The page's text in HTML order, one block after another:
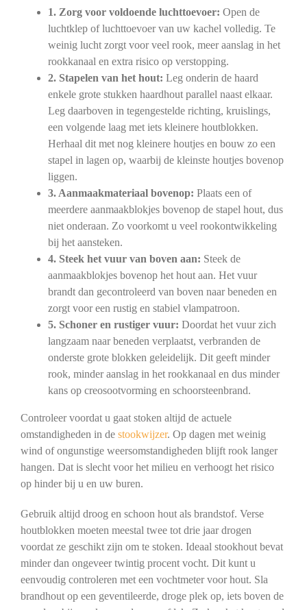
1. Zorg voor voldoende luchttoevoer: Open de
luchtklep of luchttoevoer van uw kachel volledig. Te
weinig lucht zorgt voor veel rook, meer aanslag in het
rookkanaal en extra risico op verstopping.
2. Stapelen van het hout: Leg onderin de haard
enkele grote stukken haardhout parallel naast elkaar.
Leg daarboven in tegengestelde richting, kruislings,
een volgende laag met iets kleinere houtblokken.
Herhaal dit met nog kleinere houtjes en bouw zo een
stapel in lagen op, waarbij de kleinste houtjes bovenop
liggen.
3. Aanmaakmateriaal bovenop: Plaats een of
meerdere aanmaakblokjes bovenop de stapel hout, dus
niet onderaan. Zo voorkomt u veel rookontwikkeling
bij het aansteken.
4. Steek het vuur van boven aan: Steek de
aanmaakblokjes bovenop het hout aan. Het vuur
brandt dan gecontroleerd van boven naar beneden en
zorgt voor een rustig en stabiel vlampatroon.
5. Schoner en rustiger vuur: Doordat het vuur zich
langzaam naar beneden verplaatst, verbranden de
onderste grote blokken geleidelijk. Dit geeft minder
rook, minder aanslag in het rookkanaal en dus minder
kans op creosootvorming en schoorsteenbrand.
Controleer voordat u gaat stoken altijd de actuele
omstandigheden in de stookwijzer. Op dagen met weinig
wind of ongunstige weersomstandigheden blijft rook langer
hangen. Dat is slecht voor het milieu en verhoogt het risico
op hinder bij u en uw buren.
Gebruik altijd droog en schoon hout als brandstof. Verse
houtblokken moeten meestal twee tot drie jaar drogen
voordat ze geschikt zijn om te stoken. Ideaal stookhout bevat
minder dan ongeveer twintig procent vocht. Dit kunt u
eenvoudig controleren met een vochtmeter voor hout. Sla
brandhout op een geventileerde, droge plek op, iets boven de